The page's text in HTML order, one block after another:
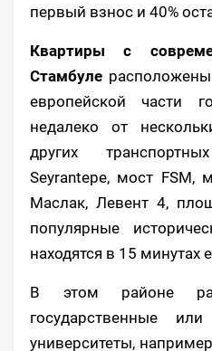
первый взнос и 40%
Квартиры с
Стамбуле
европейской части
недалеко от
других
Seyrantepe, мост FSM,
Маслак, Левент 4,
популярные
находятся в 15 минутах
В этом районе
государственные
университеты,